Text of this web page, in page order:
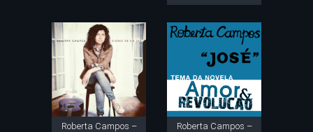
Roberta Campos –
Roberta Campos –